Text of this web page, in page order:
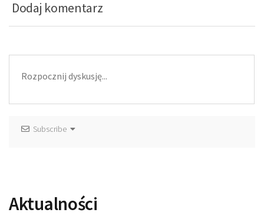
Dodaj komentarz
Subscribe
Aktualności